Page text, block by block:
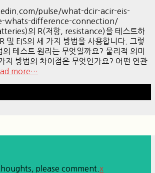
pulse/what-dcir-acir-eis-
whats-difference-connection/
의 R(저항, resistance)을 테스트하
및 EIS의 세 가지 방법을 사용합니다. 그렇
테스트 원리는 무엇일까요? 물리적 의미
지 방법의 차이점은 무엇인가요? 어떤 연관
more…
please comment. x